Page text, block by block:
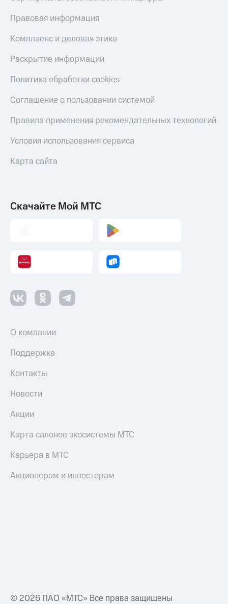
Правовая информация
Комплаенс и деловая этика
Раскрытие информации
Политика обработки cookies
Соглашение о пользовании системой
Правила применения рекомендательных технологий
Условия использования сервиса
Карта сайта
Скачайте Мой МТС
О компании
Поддержка
Контакты
Новости
Акции
Карта салонов экосистемы МТС
Карьера в МТС
Акционерам и инвесторам
© 2026 ПАО «МТС» Все права защищены